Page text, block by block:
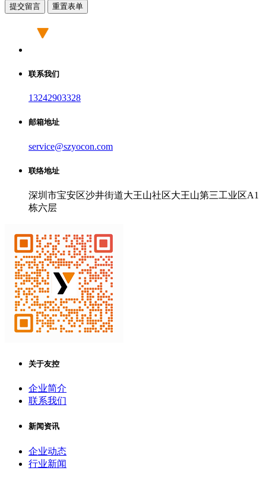
提交留言 重置表单
联系我们
13242903328
邮箱地址
service@szyocon.com
联络地址
深圳市宝安区沙井街道大王山社区大王山第三工业区A1
栋六层
关于友控
企业简介
联系我们
新闻资讯
企业动态
行业新闻